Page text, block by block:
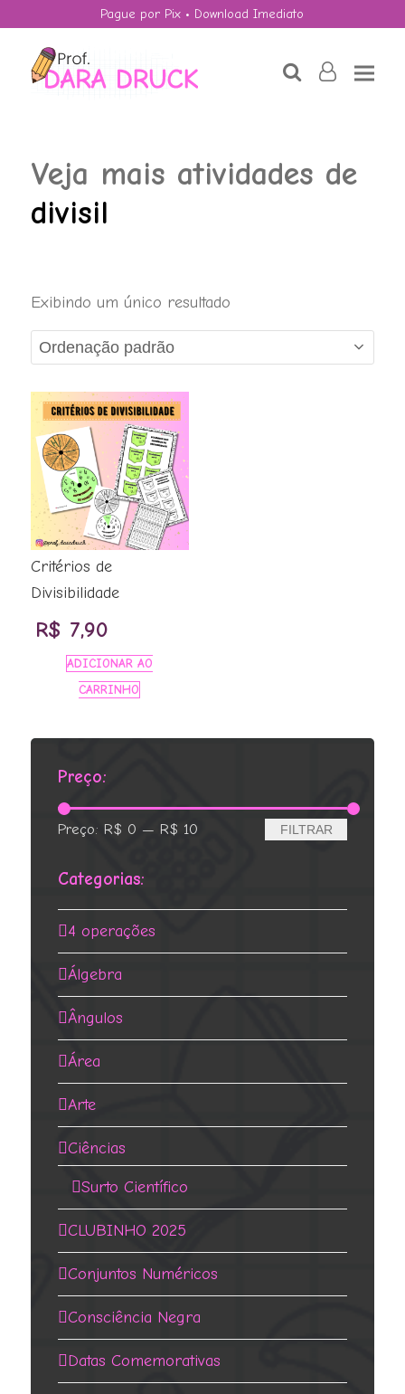
Pague por Pix • Download Imediato
searchuser-
Veja mais atividades de
divisil
Preço:
Preço
Preço
FILTRAR
Preço: R$ 0 — R$ 10
Categorias:
4 operações
Álgebra
Ângulos
Área
Arte
Ciências
Surto Científico
CLUBINHO 2025
Conjuntos Numéricos
Consciência Negra
Datas Comemorativas
Exibindo um único resultado
Critérios de
Divisibilidade
R$ 7,90
ADICIONAR AO
CARRINHO
ADD